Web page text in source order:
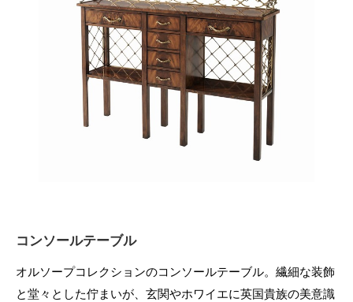
コンソールテーブル
オルソープコレクションのコンソールテーブル。繊細な装飾
と堂々とした佇まいが、玄関やホワイエに英国貴族の美意識